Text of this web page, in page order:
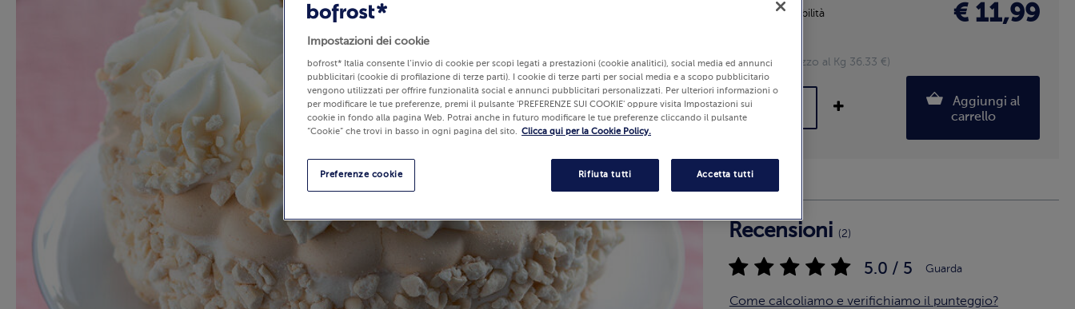
Disponibilità € 11,99
330 g (Prezzo al Kg 36.33 €)
Aggiungi al
carrello
Recensioni (2)
5.0 / 5 Guarda
Come calcoliamo e verifichiamo il punteggio?
Impostazioni dei cookie
bofrost* Italia consente l’invio di cookie per scopi legati a prestazioni (cookie analitici), social media ed annunci
pubblicitari (cookie di profilazione di terze parti). I cookie di terze parti per social media e a scopo pubblicitario
vengono utilizzati per offrire funzionalità social e annunci pubblicitari personalizzati. Per ulteriori informazioni o
per modificare le tue preferenze, premi il pulsante 'PREFERENZE SUI COOKIE' oppure visita Impostazioni sui
cookie in fondo alla pagina Web. Potrai anche in futuro modificare le tue preferenze cliccando il pulsante
“Cookie” che trovi in basso in ogni pagina del sito. Clicca qui per la Cookie Policy.
Rifiuta tutti Accetta tutti
Preferenze cookie